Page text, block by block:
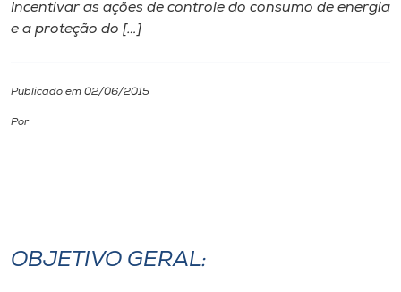
I.nova
Diplomados
Biblioteca
Incentivar as ações de controle do consumo de energia
e a proteção do […]
Publicado em 02/06/2015
Por
OBJETIVO GERAL: